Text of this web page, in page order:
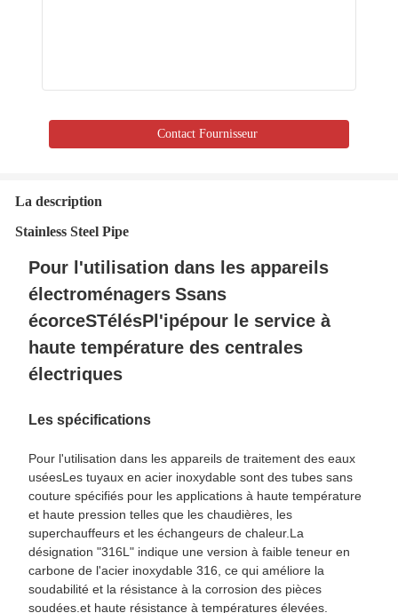
Contact Fournisseur
La description
Stainless Steel Pipe
Pour l'utilisation dans les appareils
électroménagers Ssans
écorceSTélésP l'ipépour le service à
haute température des centrales
électriques
Les spécifications
Pour l'utilisation dans les appareils de traitement des eaux
uséesLes tuyaux en acier inoxydable sont des tubes sans
couture spécifiés pour les applications à haute température
et haute pression telles que les chaudières, les
superchauffeurs et les échangeurs de chaleur.La
désignation "316L" indique une version à faible teneur en
carbone de l'acier inoxydable 316, ce qui améliore la
soudabilité et la résistance à la corrosion des pièces
soudées.et haute résistance à températures élevées.